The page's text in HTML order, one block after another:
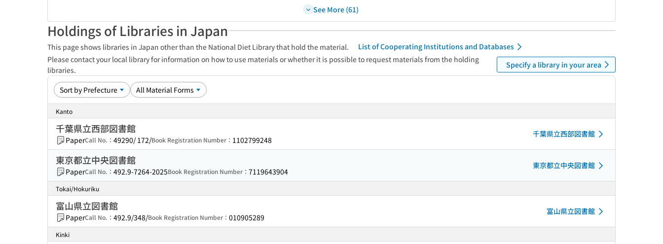
See More (61)
Holdings of Libraries in Japan
This page shows libraries in Japan other than the National Diet Library that hold the material.
List of Cooperating Institutions and Databases
Please contact your local library for information on how to use materials or whether it is possible to request materials from the holding
libraries.
Specify a library in your area
Kanto
千葉県立西部図書館
PaperCall No.： 49290/ 172/Book Registration Number： 1102799248
千葉県立西部図書館
東京都立中央図書館
PaperCall No.： 492.9-7264-2025Book Registration Number： 7119643904
東京都立中央図書館
Tokai/Hokuriku
富山県立図書館
PaperCall No.： 492.9/348/Book Registration Number： 010905289
富山県立図書館
Kinki